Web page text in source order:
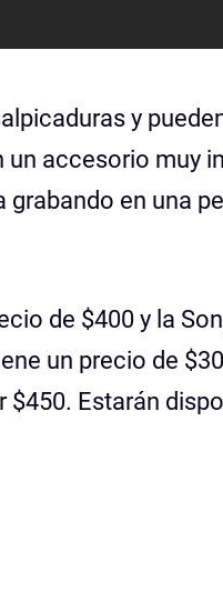
y
accesorio muy
grabando en una
de $400 y la
un precio de
Estarán